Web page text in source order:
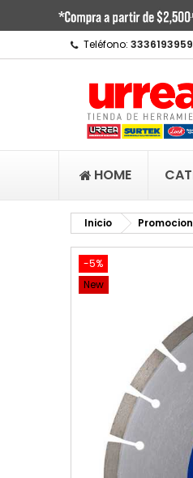
Teléfono: 3336193959
HOME
Inicio
-5%
New